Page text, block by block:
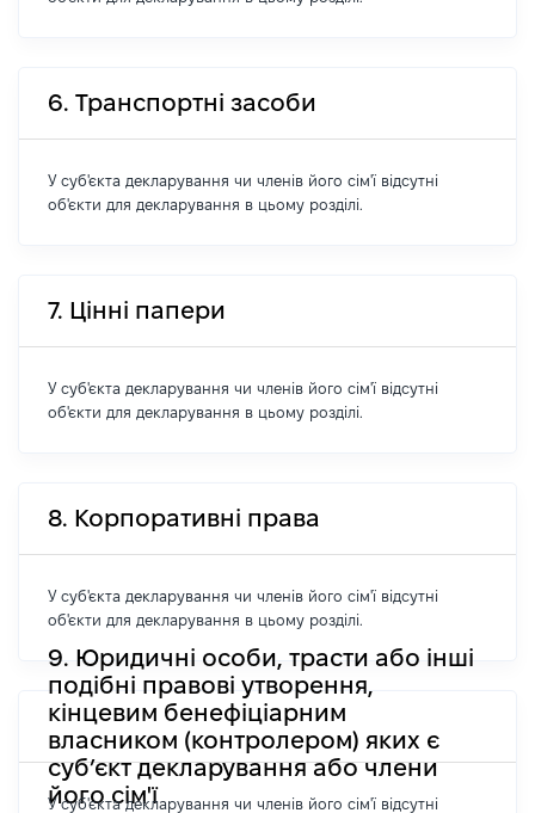
6. Транспортні засоби
У суб'єкта декларування чи членів його сім'ї відсутні
об'єкти для декларування в цьому розділі.
7. Цінні папери
У суб'єкта декларування чи членів його сім'ї відсутні
об'єкти для декларування в цьому розділі.
8. Корпоративні права
У суб'єкта декларування чи членів його сім'ї відсутні
об'єкти для декларування в цьому розділі.
9. Юридичні особи, трасти або інші
подібні правові утворення,
кінцевим бенефіціарним
власником (контролером) яких є
суб’єкт декларування або члени
його сім'ї
У суб'єкта декларування чи членів його сім'ї відсутні